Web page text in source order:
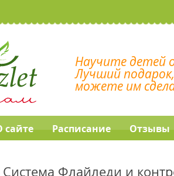
Научите детей
Лучший
можете им
сайте Расписание Отзывы
Система Флайледи и